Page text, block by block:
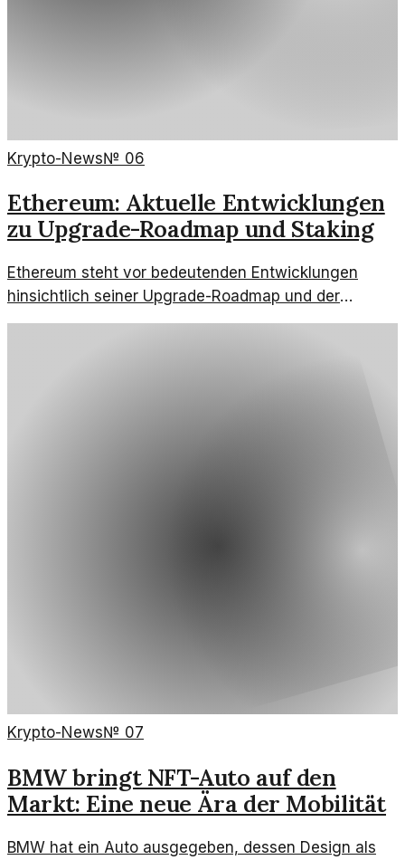
Krypto-News№ 06
Ethereum: Aktuelle Entwicklungen
zu Upgrade-Roadmap und Staking
Ethereum steht vor bedeutenden Entwicklungen
hinsichtlich seiner Upgrade-Roadmap und der
Staking-Ausschüttung. Diese Veränderungen
Krypto-News№ 07
BMW bringt NFT-Auto auf den
Markt: Eine neue Ära der Mobilität
BMW hat ein Auto ausgegeben, dessen Design als